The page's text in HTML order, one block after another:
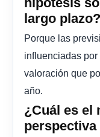
largo plazo?
Porque las
influenciadas
valoración que
año.
¿Cuál es el
perspectiva